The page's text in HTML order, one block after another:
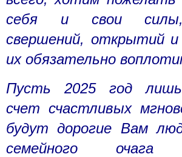
себя и свои
свершений, открытий
их обязательно
Пусть 2025 год
счет счастливых
будут дорогие Вам
семейного очага